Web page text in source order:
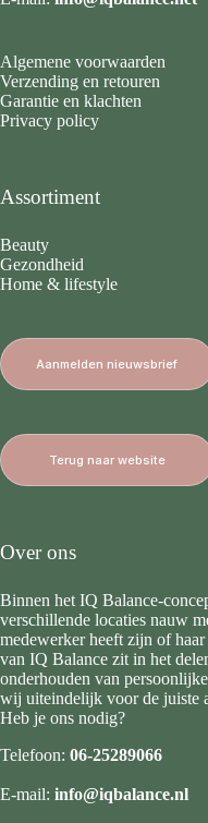
Algemene voorwaarden
Verzending en retouren
Garantie en klachten
Privacy policy
Assortiment
Beauty
Gezondheid
Home & lifestyle
Aanmelden nieuwsbrief
Terug naar website
Over ons
Binnen het IQ Balance-
verschillende locaties nauw
medewerker heeft zijn of
van IQ Balance zit in het
onderhouden van
wij uiteindelijk voor de juiste
Heb je ons nodig?
Telefoon: 06-25289066
E-mail: info@iqbalance.nl